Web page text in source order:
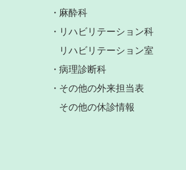
麻酔科
リハビリテーション科
リハビリテーション室
病理診断科
その他の外来担当表
その他の休診情報